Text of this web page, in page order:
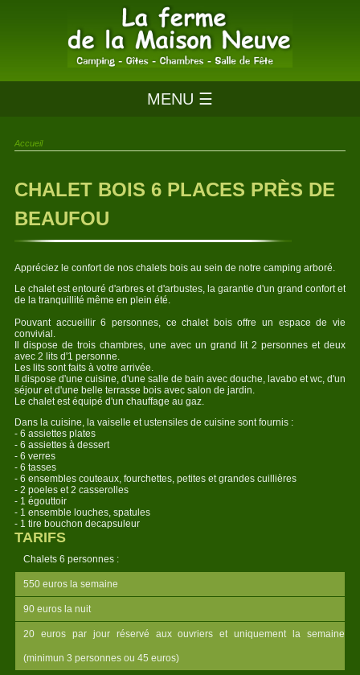
MENU ☰
Accueil
CHALET BOIS 6 PLACES PRÈS DE
BEAUFOU
Appréciez le confort de nos chalets bois au sein de notre camping arboré.
Le chalet est entouré d'arbres et d'arbustes, la garantie d'un grand confort et
de la tranquillité même en plein été.
Pouvant accueillir 6 personnes, ce chalet bois offre un espace de vie
convivial.
Il dispose de trois chambres, une avec un grand lit 2 personnes et deux
avec 2 lits d'1 personne.
Les lits sont faits à votre arrivée.
Il dispose d'une cuisine, d'une salle de bain avec douche, lavabo et wc, d'un
séjour et d'une belle terrasse bois avec salon de jardin.
Le chalet est équipé d'un chauffage au gaz.
Dans la cuisine, la vaiselle et ustensiles de cuisine sont fournis :
- 6 assiettes plates
- 6 assiettes à dessert
- 6 verres
- 6 tasses
- 6 ensembles couteaux, fourchettes, petites et grandes cuillières
- 2 poeles et 2 casserolles
- 1 égouttoir
- 1 ensemble louches, spatules
- 1 tire bouchon decapsuleur
TARIFS
Chalets 6 personnes :
550 euros la semaine
90 euros la nuit
20 euros par jour réservé aux ouvriers et uniquement la semaine
(minimun 3 personnes ou 45 euros)